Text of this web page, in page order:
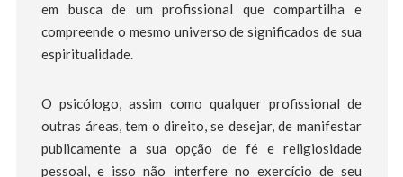
em busca de um profissional que compartilha e
compreende o mesmo universo de significados de sua
espiritualidade.
O psicólogo, assim como qualquer profissional de
outras áreas, tem o direito, se desejar, de manifestar
publicamente a sua opção de fé e religiosidade
pessoal, e isso não interfere no exercício de seu